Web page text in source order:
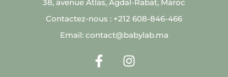
38, avenue Atlas, Agdal-Rabat, Maroc
Contactez-nous : +212 608-846-466
Email: contact@babylab.ma